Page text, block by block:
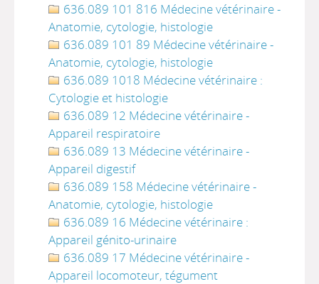
636.089 101 816 Médecine vétérinaire -
Anatomie, cytologie, histologie
636.089 101 89 Médecine vétérinaire -
Anatomie, cytologie, histologie
636.089 1018 Médecine vétérinaire :
Cytologie et histologie
636.089 12 Médecine vétérinaire -
Appareil respiratoire
636.089 13 Médecine vétérinaire -
Appareil digestif
636.089 158 Médecine vétérinaire -
Anatomie, cytologie, histologie
636.089 16 Médecine vétérinaire :
Appareil génito-urinaire
636.089 17 Médecine vétérinaire -
Appareil locomoteur, tégument